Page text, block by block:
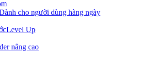
cho người dùng hàng ngày
Level Up
nâng cao